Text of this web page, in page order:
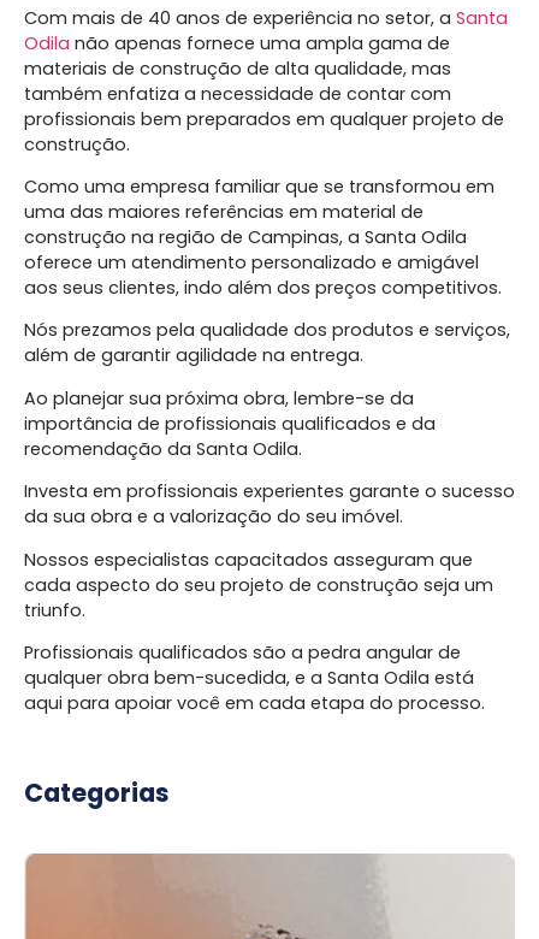
Com mais de 40 anos de experiência no setor, a Santa
Odila não apenas fornece uma ampla gama de
materiais de construção de alta qualidade, mas
também enfatiza a necessidade de contar com
profissionais bem preparados em qualquer projeto de
construção.
Como uma empresa familiar que se transformou em
uma das maiores referências em material de
construção na região de Campinas, a Santa Odila
oferece um atendimento personalizado e amigável
aos seus clientes, indo além dos preços competitivos.
Nós prezamos pela qualidade dos produtos e serviços,
além de garantir agilidade na entrega.
Ao planejar sua próxima obra, lembre-se da
importância de profissionais qualificados e da
recomendação da Santa Odila.
Investa em profissionais experientes garante o sucesso
da sua obra e a valorização do seu imóvel.
Nossos especialistas capacitados asseguram que
cada aspecto do seu projeto de construção seja um
triunfo.
Profissionais qualificados são a pedra angular de
qualquer obra bem-sucedida, e a Santa Odila está
aqui para apoiar você em cada etapa do processo.
Categorias